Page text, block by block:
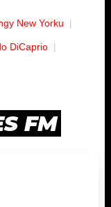
New Yorku
DiCaprio
FM